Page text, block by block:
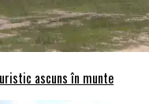
ascuns în munte